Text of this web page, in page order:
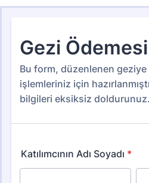
Form Şablonları Ödeme Formları
Ödeme Formları
104 Şablon
Form Şablonu Kategorileri